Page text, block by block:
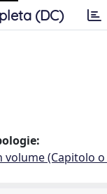
(DC)
(Capitolo o